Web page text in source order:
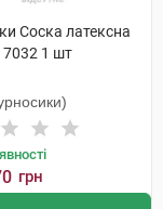
Соска латексна
7032 1 шт
грн